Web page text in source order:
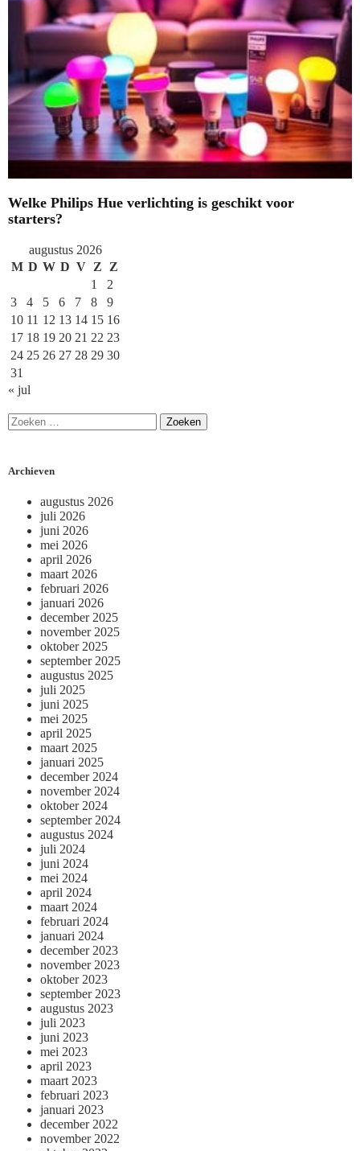
Welke Philips Hue verlichting is geschikt voor
starters?
augustus 2026
M D W D V Z
Z
1
2
3
4 5 6 7 8
9
10 11 12 13 14 15 16
17 18 19 20 21 22 23
24 25 26 27 28 29 30
31
« jul
Archieven
augustus 2026
juli 2026
juni 2026
mei 2026
april 2026
maart 2026
februari 2026
januari 2026
december 2025
november 2025
oktober 2025
september 2025
augustus 2025
juli 2025
juni 2025
mei 2025
april 2025
maart 2025
januari 2025
december 2024
november 2024
oktober 2024
september 2024
augustus 2024
juli 2024
juni 2024
mei 2024
april 2024
maart 2024
februari 2024
januari 2024
december 2023
november 2023
oktober 2023
september 2023
augustus 2023
juli 2023
juni 2023
mei 2023
april 2023
maart 2023
februari 2023
januari 2023
december 2022
november 2022